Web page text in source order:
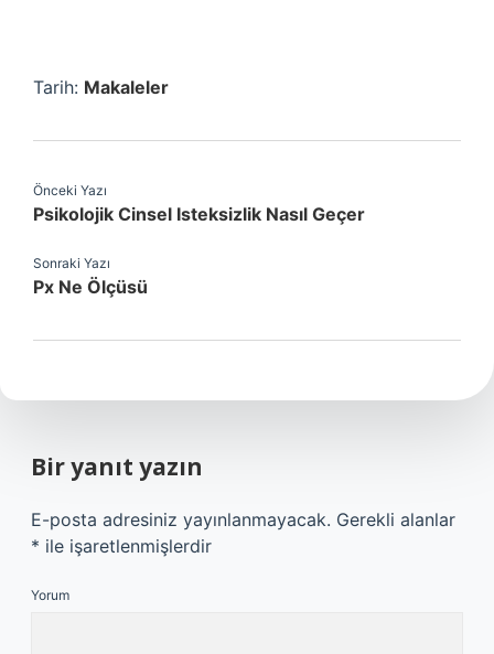
Tarih: Makaleler
Önceki Yazı
Psikolojik Cinsel Isteksizlik Nasıl Geçer
Sonraki Yazı
Px Ne Ölçüsü
Bir yanıt yazın
E-posta adresiniz yayınlanmayacak. Gerekli alanlar
* ile işaretlenmişlerdir
Yorum